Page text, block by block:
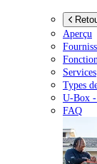
Aperçu
Services
Types
U-Box -
FAQ